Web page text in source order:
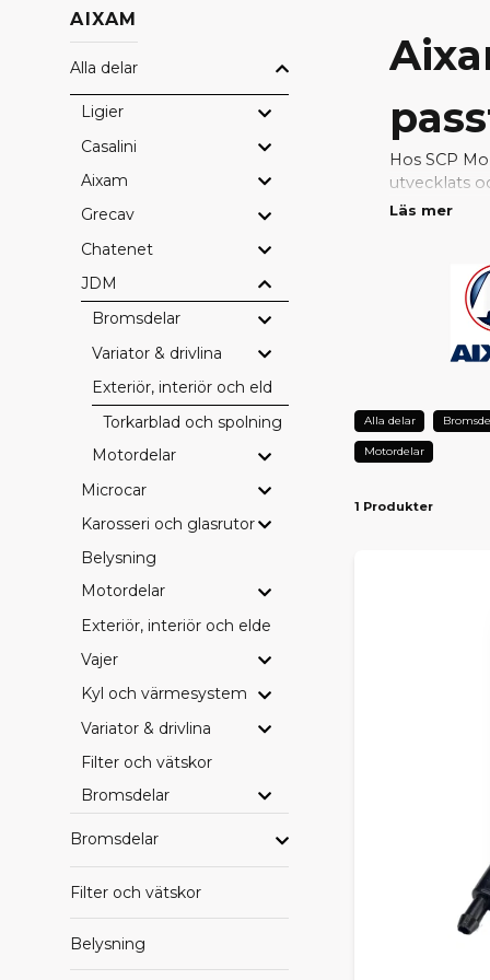
AIXAM
Alla delar
Ligier
Casalini
Aixam
Grecav
Chatenet
JDM
Bromsdelar
Variator & drivlina
Exteriör, interiör och eldetaljer
Torkarblad och spolning
Motordelar
Microcar
Karosseri och glasrutor
Belysning
Motordelar
Exteriör, interiör och eldetaljer
Vajer
Kyl och värmesystem
Variator & drivlina
Filter och vätskor
Bromsdelar
Bromsdelar
Filter och vätskor
Belysning
Hos SCP
utvecklats
passform,
problemfri.
Bevarad
Lång
SE
Vill du
leverans
Saknar du
beställa
Med rätt
Läs mer
Alla delar
Motordelar
1 Produkter